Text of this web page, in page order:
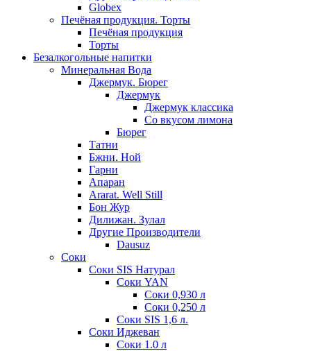
Globex
Печёная продукция. Торты
Печёная продукция
Торты
Безалкогольные напитки
Минеральная Вода
Джермук. Бюрег
Джермук
Джермук классика
Со вкусом лимона
Бюрег
Татни
Бжни. Ной
Гарни
Апаран
Ararat. Well Still
Бон Жур
Дилижан. Зулал
Другие Производители
Dausuz
Соки
Соки SIS Натурал
Соки YAN
Соки 0,930 л
Соки 0,250 л
Соки SIS 1,6 л.
Соки Иджеван
Соки 1.0 л